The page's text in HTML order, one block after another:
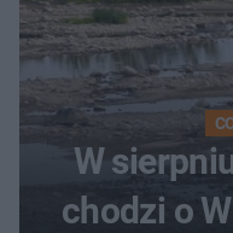
W
chodzi o